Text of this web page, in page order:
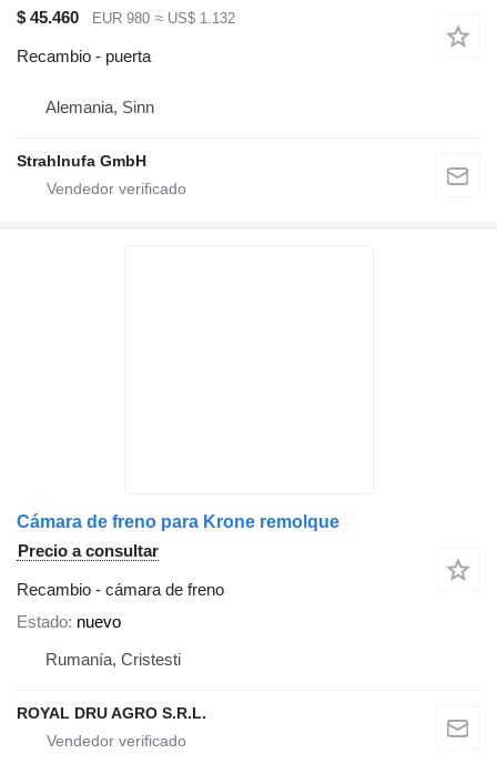
$ 45.460 EUR 980 ≈ US$ 1.132
Recambio - puerta
Alemania, Sinn
Strahlnufa GmbH
Cámara de freno para Krone remolque
Precio a consultar
Recambio - cámara de freno
Estado nuevo
Rumanía, Cristesti
ROYAL DRU AGRO S.R.L.